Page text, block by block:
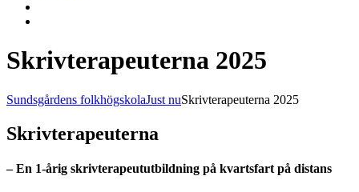
Skrivterapeuterna 2025
Sundsgårdens folkhögskolaJust nuSkrivterapeuterna 2025
Skrivterapeuterna
– En 1-årig skrivterapeututbildning på kvartsfart på distans